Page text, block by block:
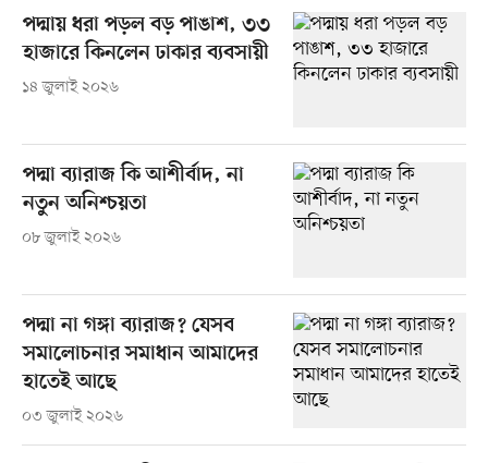
পদ্মায় ধরা পড়ল বড় পাঙাশ, ৩৩
হাজারে কিনলেন ঢাকার ব্যবসায়ী
১৪ জুলাই ২০২৬
পদ্মা ব্যারাজ কি আশীর্বাদ, না
নতুন অনিশ্চয়তা
০৮ জুলাই ২০২৬
পদ্মা না গঙ্গা ব্যারাজ? যেসব
সমালোচনার সমাধান আমাদের
হাতেই আছে
০৩ জুলাই ২০২৬